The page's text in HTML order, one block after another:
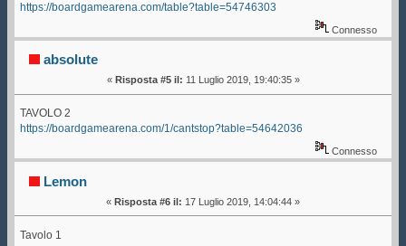
https://boardgamearena.com/table?table=54746303
Connesso
absolute
« Risposta #5 il: 11 Luglio 2019, 19:40:35 »
TAVOLO 2
https://boardgamearena.com/1/cantstop?table=54642036
Connesso
Lemon
« Risposta #6 il: 17 Luglio 2019, 14:04:44 »
Tavolo 1